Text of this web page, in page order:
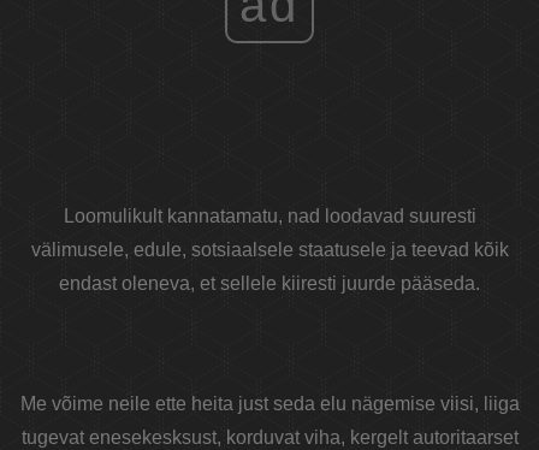
Loomulikult kannatamatu, nad loodavad suuresti
välimusele, edule, sotsiaalsele staatusele ja teevad kõik
endast oleneva, et sellele kiiresti juurde pääseda.
Me võime neile ette heita just seda elu nägemise viisi, liiga
tugevat enesekesksust, korduvat viha, kergelt autoritaarset